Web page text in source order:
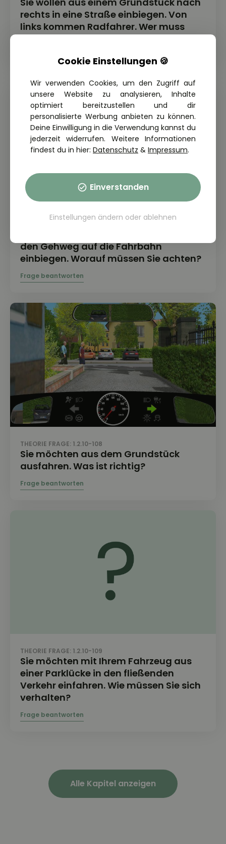
rechts in eine Straße einbiegen. Von
links kommen Radfahrer. Wer muss
warten?
THEORIE FRAGE: 1.2.10-107
den Gehweg auf die Fahrbahn
einbiegen. Worauf müssen Sie achten?
THEORIE FRAGE: 1.2.10-108
Sie möchten aus dem Grundstück
ausfahren. Was ist richtig?
THEORIE FRAGE: 1.2.10-109
Sie möchten mit Ihrem Fahrzeug aus
einer Parklücke in den fließenden
Verkehr einfahren. Wie müssen Sie sich
verhalten?
Alle Kapitel anzeigen
Cookie Einstellungen 🍪
Wir verwenden Cookies, um den Zugriff auf
unsere Website zu analysieren, Inhalte
optimiert bereitzustellen und dir
personalisierte Werbung anbieten zu können.
Deine Einwilligung in die Verwendung kannst du
jederzeit widerrufen. Weitere Informationen
findest du in hier: Datenschutz & Impressum.
Einverstanden
Einstellungen ändern oder ablehnen